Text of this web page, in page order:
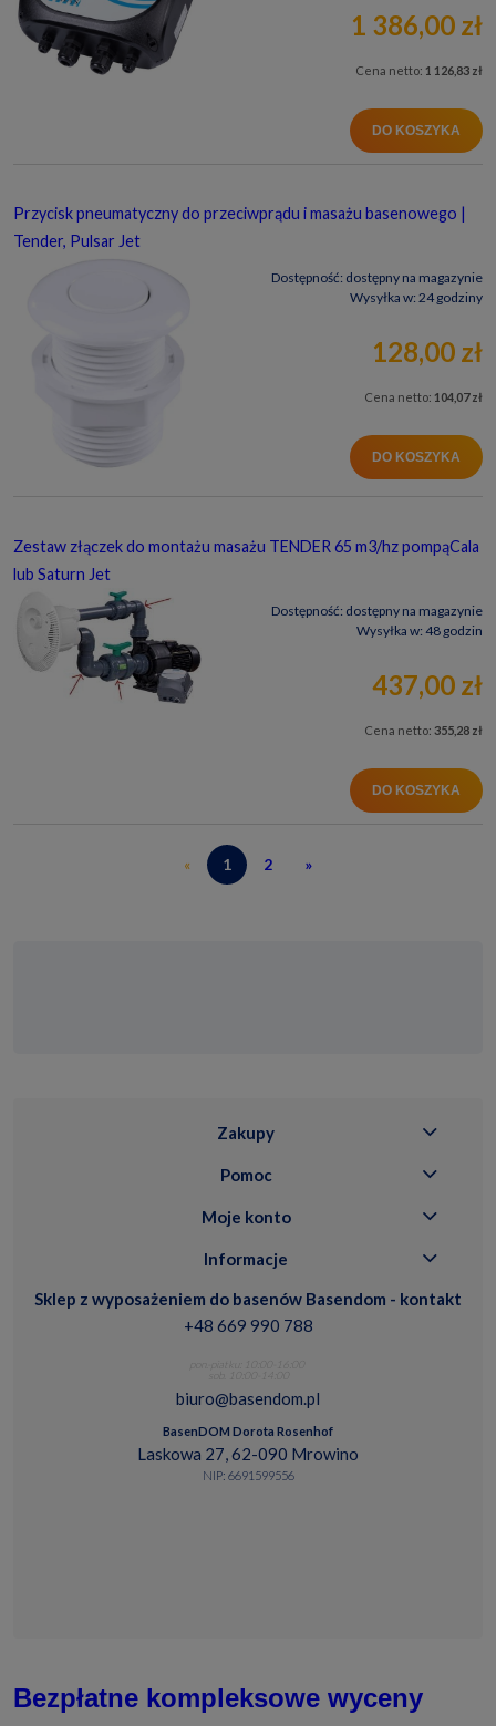
1 386,00 zł
Cena netto: 1 126,83 zł
DO KOSZYKA
Przycisk pneumatyczny do przeciwprądu i masażu basenowego |
Tender, Pulsar Jet
Dostępność: dostępny na magazynie
Wysyłka w: 24 godziny
128,00 zł
Cena netto: 104,07 zł
DO KOSZYKA
Zestaw złączek do montażu masażu TENDER 65 m3/hz pompąCala
lub Saturn Jet
Dostępność: dostępny na magazynie
Wysyłka w: 48 godzin
437,00 zł
Cena netto: 355,28 zł
DO KOSZYKA
« 1 2 »
Zakupy
Pomoc
Moje konto
Informacje
Sklep z wyposażeniem do basenów Basendom - kontakt
+48 669 990 788
biuro@basendom.pl
BasenDOM Dorota Rosenhof
Laskowa 27, 62-090 Mrowino
NIP: 6691599556
Bezpłatne kompleksowe wyceny